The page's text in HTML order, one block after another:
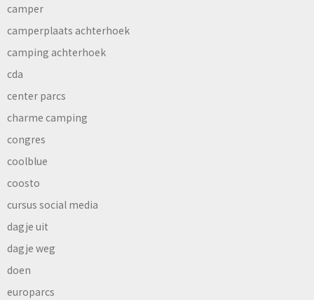
camper
camperplaats achterhoek
camping achterhoek
cda
center parcs
charme camping
congres
coolblue
coosto
cursus social media
dagje uit
dagje weg
doen
europarcs